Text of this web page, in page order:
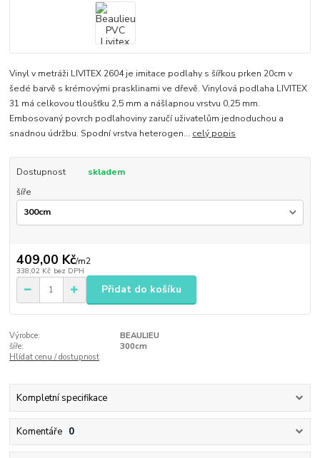
Vinyl v metráži LIVITEX 2604 je imitace podlahy s šířkou prken 20cm v
šedé barvě s krémovými prasklinami ve dřevě. Vinylová podlaha LIVITEX
31 má celkovou tloušťku 2,5 mm a nášlapnou vrstvu 0,25 mm.
Embosovaný povrch podlahoviny zaručí uživatelům jednoduchou a
snadnou údržbu. Spodní vrstva heterogen... celý popis
Dostupnost
skladem
šíře
409,00 Kč/m2
338,02 Kč bez DPH
Přidat do košíku
Výrobce:
BEAULIEU
šíře:
300cm
Hlídat cenu / dostupnost
Kompletní specifikace
Komentáře 0